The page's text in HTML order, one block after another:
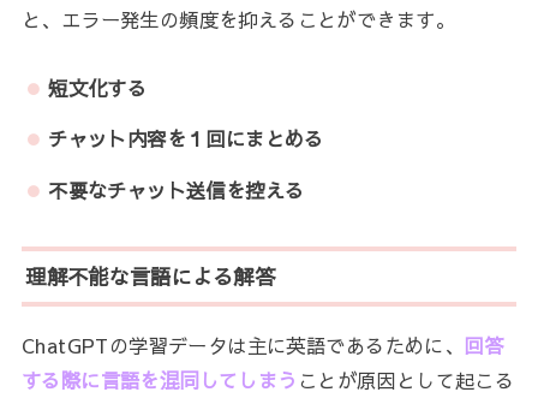
と、エラー発生の頻度を抑えることができます。
短文化する
チャット内容を１回にまとめる
不要なチャット送信を控える
理解不能な言語による解答
ChatGPTの学習データは主に英語であるために、 回答
する際に言語を混同してしまう ことが原因として起こる